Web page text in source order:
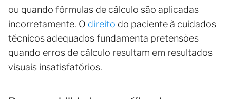
ou quando fórmulas de cálculo são aplicadas
incorretamente. O direito do paciente à cuidados
técnicos adequados fundamenta pretensões
quando erros de cálculo resultam em resultados
visuais insatisfatórios.